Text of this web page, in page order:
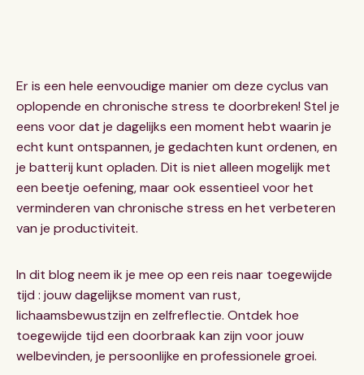
Er is een hele eenvoudige manier om deze cyclus van
oplopende en chronische stress te doorbreken! Stel je
eens voor dat je dagelijks een moment hebt waarin je
echt kunt ontspannen, je gedachten kunt ordenen, en
je batterij kunt opladen. Dit is niet alleen mogelijk met
een beetje oefening, maar ook essentieel voor het
verminderen van chronische stress en het verbeteren
van je productiviteit.
In dit blog neem ik je mee op een reis naar toegewijde
tijd : jouw dagelijkse moment van rust,
lichaamsbewustzijn en zelfreflectie. Ontdek hoe
toegewijde tijd een doorbraak kan zijn voor jouw
welbevinden, je persoonlijke en professionele groei.